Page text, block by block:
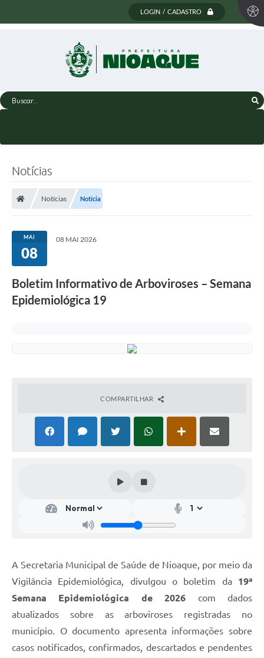
LOGIN / CADASTRO
Buscar...
Notícias
Notícias Notícia
MAI
08
08 MAI 2026
Boletim Informativo de Arboviroses – Semana
Epidemiológica 19
COMPARTILHAR
A Secretaria Municipal de Saúde de Nioaque, por meio da
Vigilância Epidemiológica, divulgou o boletim da 19ª
Semana Epidemiológica de 2026 com dados
atualizados sobre as arboviroses registradas no
município. O documento apresenta informações sobre
casos notificados, confirmados, descartados e pendentes